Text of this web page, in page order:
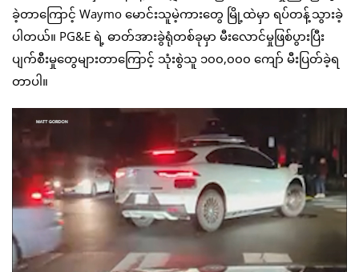
ခဲ့တာကြောင့် Waymo မောင်းသူမဲ့ကားတွေ မြို့ထဲမှာ ရပ်တန့်သွားခဲ့
ပါတယ်။ PG&E ရဲ့ ဓာတ်အားခွဲရုံတစ်ခုမှာ မီးလောင်မှုဖြစ်ပွားပြီး
ပျက်စီးမှုတွေများတာကြောင့် သုံးစွဲသူ ၁၀၀,၀၀၀ ကျော် မီးပြတ်ခဲ့ရ
တာပါ။